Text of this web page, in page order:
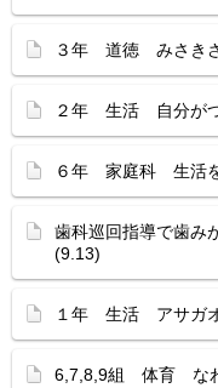
３年 道徳 みさき
２年 生活 自分がつ
６年 家庭科 生活
歯科巡回指導で歯み
(9.13)
１年 生活 アサガ
6,7,8,9組 体育 な